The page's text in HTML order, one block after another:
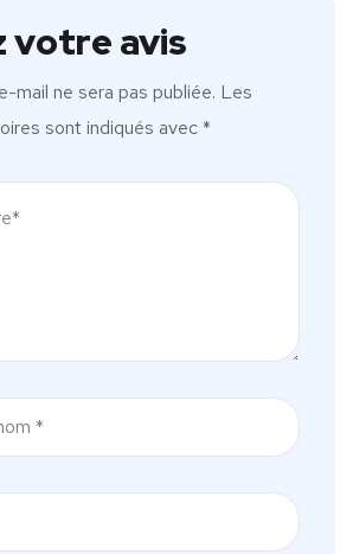
votre avis
mail ne sera pas publiée. Les
sont indiqués avec*